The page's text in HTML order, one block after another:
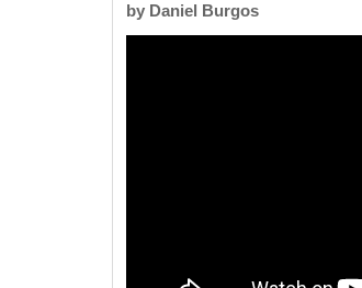
by Daniel Burgos